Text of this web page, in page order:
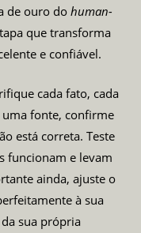
de ouro do human-
que transforma
e confiável.
cada fato, cada
uma fonte, confirme
está correta. Teste
funcionam e levam
ainda, ajuste o
à sua
sua própria